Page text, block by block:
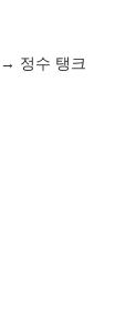
정수 탱크